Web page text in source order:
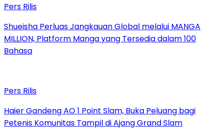
Pers Rilis
Shueisha Perluas Jangkauan Global melalui MANGA
MILLION, Platform Manga yang Tersedia dalam 100
Bahasa
Pers Rilis
Haier Gandeng AO 1 Point Slam, Buka Peluang bagi
Petenis Komunitas Tampil di Ajang Grand Slam